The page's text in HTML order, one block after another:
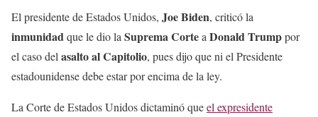
El presidente de Estados Unidos, Joe Biden, criticó la
inmunidadque le dio la Suprema Cortea Donald Trumppor
el caso del asalto al Capitolio, pues dijo que ni el Presidente
estadounidense debe estar por encima de la ley.
La Corte de Estados Unidos dictaminó queel expresidente